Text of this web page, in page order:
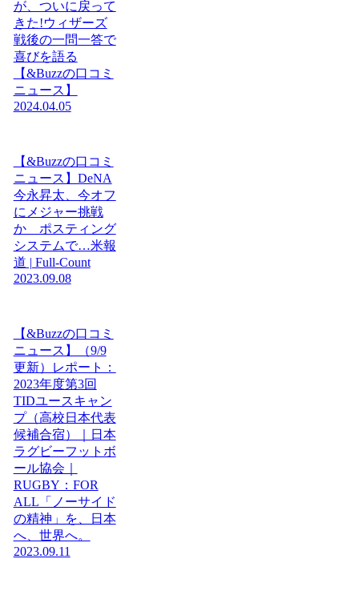
が、ついに戻って
きた!ウィザーズ
戦後の一問一答で
喜びを語る
【&Buzzの口コミ
ニュース】
2024.04.05
【&Buzzの口コミ
ニュース】DeNA
今永昇太、今オフ
にメジャー挑戦
か ポスティング
システムで…米報
道 | Full-Count
2023.09.08
【&Buzzの口コミ
ニュース】（9/9
更新）レポート：
2023年度第3回
TIDユースキャン
プ（高校日本代表
候補合宿）｜日本
ラグビーフットボ
ール協会｜
RUGBY：FOR
ALL「ノーサイド
の精神」を、日本
へ、世界へ。
2023.09.11